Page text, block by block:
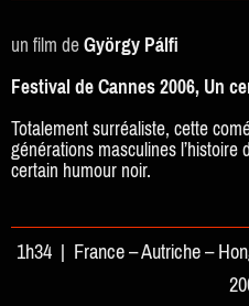
un film deGyörgy Pálfi
Festival de Cannes 2006, Un
Totalement surréaliste, cette
générations masculines
certain humour noir.
1h34 | France – Autriche –